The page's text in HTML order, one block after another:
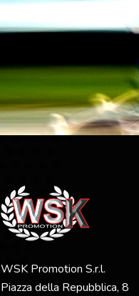
WSK Promotion S.r.l.
Piazza della Repubblica, 8